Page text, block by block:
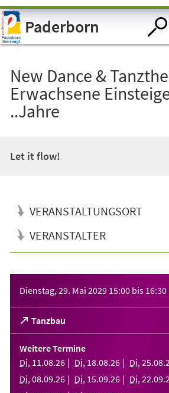
Visuelle
Assistenzsoftware
öffnen.Paderborn
New Dance &
Erwachsene
..Jahre
Let it flow!
VERANSTALTUNGSORT
VERANSTALTER
Dienstag, 29. Mai 2029 15:00 bis 16:30
Tanzbau
(Öffnet
in
einem
neuen
Tab)
Weitere Termine
Di, 11 .08.26 Di, 18.08.26 Di, 25.08.
Di, 08.09.26 Di, 15.09.26 Di, 22.09.